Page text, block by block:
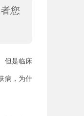
您
但是临床
病，为什